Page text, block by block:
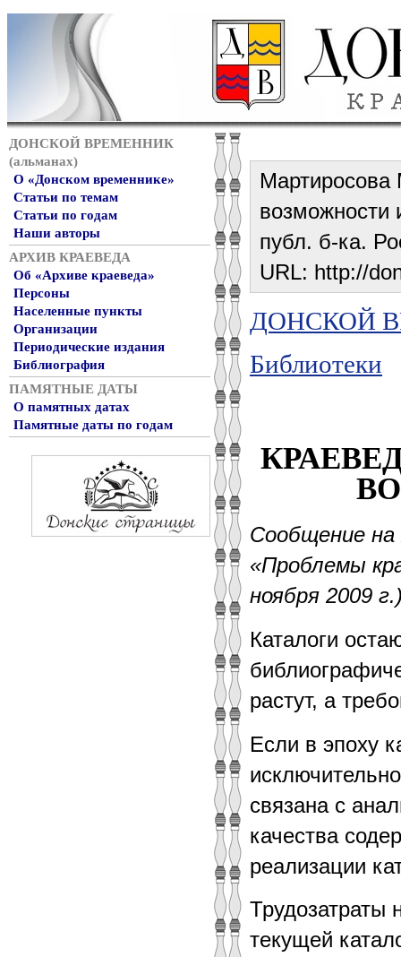
ДОНСКОЙ ВРЕМЕННИК
(альманах)
О «Донском временнике»
Статьи по темам
Статьи по годам
Наши авторы
АРХИВ КРАЕВЕДА
Об «Архиве краеведа»
Персоны
Населенные пункты
Организации
Периодические издания
Библиография
ПАМЯТНЫЕ ДАТЫ
О памятных датах
Памятные даты по годам
Мартиросова
возможности
публ. б-ка.
URL: http://
ДОНСКОЙ
Библиотеки
Сообщение на
«Проблемы
ноября 2009
Каталоги
растут, а
Если в эпоху
связана с
качества
реализации
Трудозатраты
текущей